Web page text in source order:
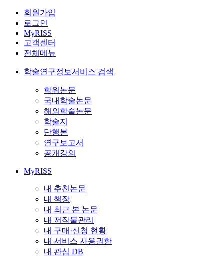
회원가입
로그인
MyRISS
고객센터
전체메뉴
학술연구정보서비스 검색
학위논문
국내학술논문
해외학술논문
학술지
단행본
연구보고서
공개강의
MyRISS
내 추천논문
내 책장
내 최근 본 논문
내 저작물관리
내 구매·신청 현황
내 서비스 사용권한
내 관심 DB